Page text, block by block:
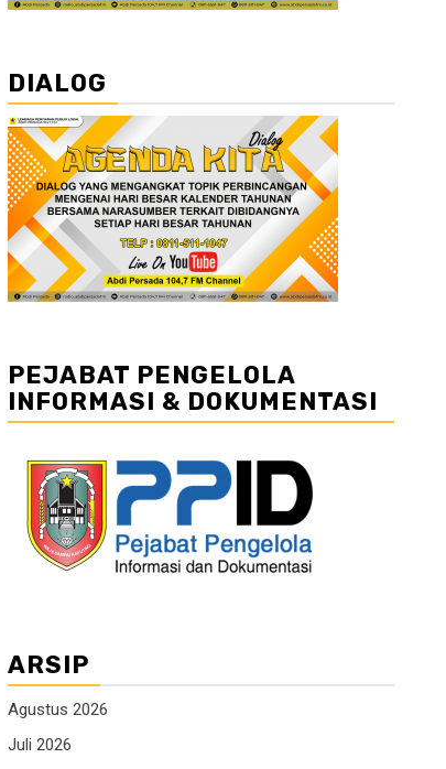
DIALOG
PEJABAT PENGELOLA
INFORMASI & DOKUMENTASI
ARSIP
Agustus 2026
Juli 2026